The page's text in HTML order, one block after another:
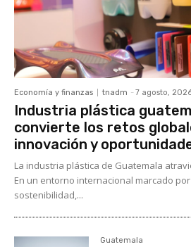
Economía y finanzas tnadm - 7 agosto,
Industria plástica
convierte los retos
innovación y
La industria plástica de Guatemala
En un entorno internacional marcado
sostenibilidad,...
Guatemala